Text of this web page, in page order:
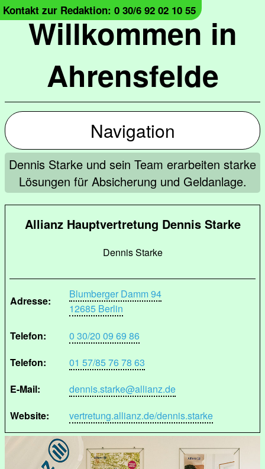
Willkommen in
Ahrensfelde
Kontakt zur Redaktion: 0 30/6 92 02 10 55
Navigation
Dennis Starke und sein Team erarbeiten starke
Lösungen für Absicherung und Geldanlage.
Allianz Hauptvertretung Dennis Starke
Dennis Starke
Adresse:
Blumberger Damm 94
12685 Berlin
Telefon:
0 30/20 09 69 86
Telefon:
01 57/85 76 78 63
E-Mail:
dennis.starke@allianz.de
Website:
vertretung.allianz.de/dennis.starke